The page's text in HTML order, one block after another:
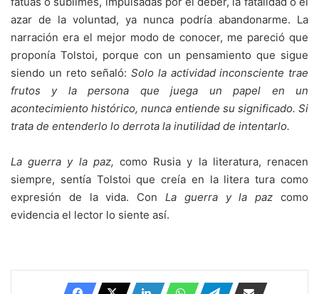
azar de la voluntad, ya nunca podría abandonarme. La
narración era el mejor modo de conocer, me pareció que
proponía Tolstoi, porque con un pensamiento que sigue
siendo un reto señaló: Solo la actividad inconsciente trae
frutos y la
persona que juega un papel en un
acontecimiento histórico, nunca entiende su significado. Si
trata de entenderlo lo derrota la inutilidad de intentarlo.
La guerra y la paz, como Rusia y la literatura, renacen
siempre, sentía Tolstoi que creía en la litera tura como
expresión de la vida. Con La guerra y la paz como
evidencia el lector lo siente así.